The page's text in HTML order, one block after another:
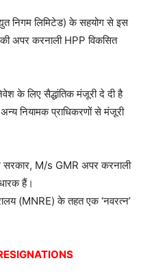
निगम लिमिटेड) के सहयोग से इस
अपर करनाली HPP विकसित
के लिए सैद्धांतिक मंजूरी दे दी है
नियामक प्राधिकरणों से मंजूरी
सरकार, M/s GMR अपर करनाली
हैं।
(MNRE) के तहत एक ‘नवरत्न’